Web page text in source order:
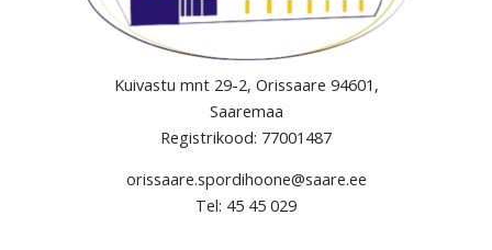
Kuivastu mnt 29-2, Orissaare 94601,
Saaremaa
Registrikood: 77001487
orissaare.spordihoone@saare.ee
Tel: 45 45 029